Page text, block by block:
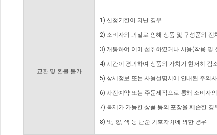
교환 및 환불 불가
1) 신청기한이 지난 경우
2) 소비자의 과실로 인해 상품 및 구성품의
3) 개봉하여 이미 섭취하였거나 사용(착용 및
4) 시간이 경과하여 상품의 가치가 현저히 감
5) 상세정보 또는 사용설명서에 안내된 주의
6) 사전예약 또는 주문제작으로 통해 소비자
7) 복제가 가능한 상품 등의 포장을 훼손한 경
8) 맛, 향, 색 등 단순 기호차이에 의한 경우